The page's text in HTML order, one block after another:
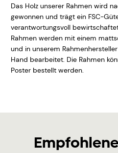
Das Holz unserer Rahmen wird
gewonnen und trägt ein FSC-
verantwortungsvoll
Rahmen werden mit einem
und in unserem
Hand bearbeitet. Die Rahmen
Poster bestellt werden.